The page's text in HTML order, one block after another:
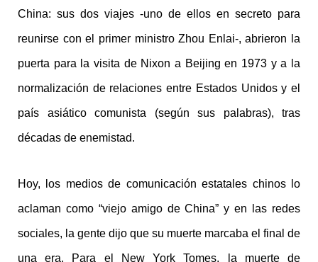
China: sus dos viajes -uno de ellos en secreto para
reunirse con el primer ministro Zhou Enlai-, abrieron la
puerta para la visita de Nixon a Beijing en 1973 y a la
normalización de relaciones entre Estados Unidos y el
país asiático comunista (según sus palabras), tras
décadas de enemistad.
Hoy, los medios de comunicación estatales chinos lo
aclaman como “viejo amigo de China” y en las redes
sociales, la gente dijo que su muerte marcaba el final de
una era. Para el New York Tomes, la muerte de